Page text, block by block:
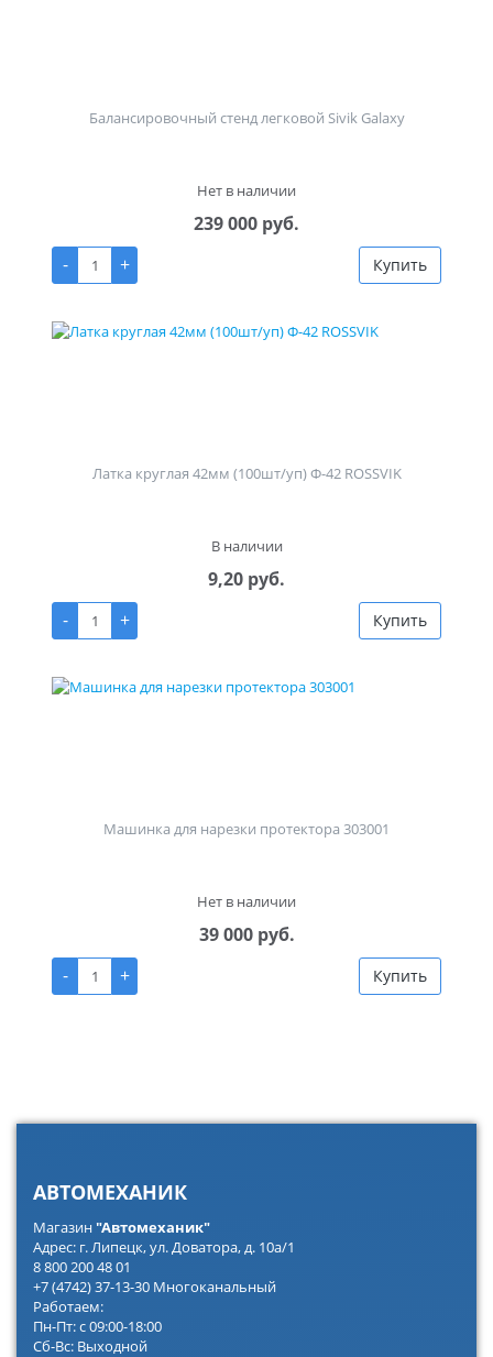
Балансировочный стенд легковой Sivik Galaxy
Нет в наличии
239 000 руб.
-
+ Купить
Латка круглая 42мм (100шт/уп) Ф-42 ROSSVIK
В наличии
9,20 руб.
-
+ Купить
Машинка для нарезки протектора 303001
Нет в наличии
39 000 руб.
-
+ Купить
АВТОМЕХАНИК
Магазин"Автомеханик"
Адрес: г. Липецк, ул. Доватора, д. 10а/1
8 800 200 48 01
+7 (4742) 37-13-30 Многоканальный
Работаем:
Пн-Пт: с 09:00-18:00
Сб-Вс: Выходной